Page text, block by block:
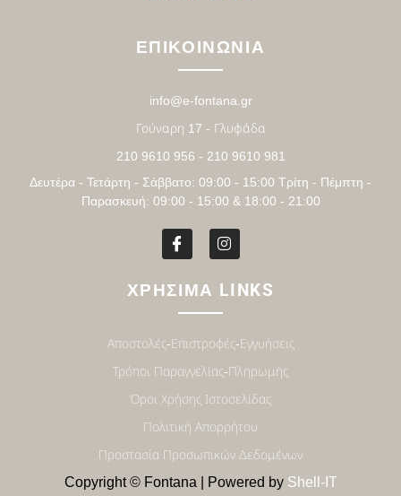
ΕΠΙΚΟΙΝΩΝΙΑ
info@e-fontana.gr
Γούναρη 17 - Γλυφάδα
210 9610 956 - 210 9610 981
Δευτέρα - Τετάρτη - Σάββατο: 09:00 - 15:00 Τρίτη - Πέμπτη -
Παρασκευή: 09:00 - 15:00 & 18:00 - 21:00
ΧΡΗΣΙΜΑ LINKS
Αποστολές-Επιστροφές-Εγγυήσεις
Τρόποι Παραγγελίας-Πληρωμής
Όροι Χρήσης Ιστοσελίδας
Πολιτική Απορρήτου
Προστασία Προσωπικών Δεδομένων
Copyright © Fontana | Powered by Shell-IT